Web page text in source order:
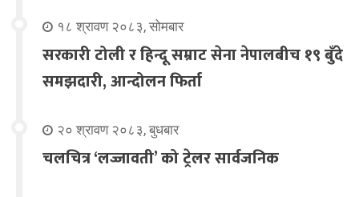
१८ श्रावण २०८३, सोमबार
सरकारी टोली र हिन्दू सम्राट सेना नेपालबीच १९ बुँदे
समझदारी, आन्दोलन फिर्ता
२० श्रावण २०८३, बुधबार
चलचित्र ‘लज्जावती’ को ट्रेलर सार्वजनिक